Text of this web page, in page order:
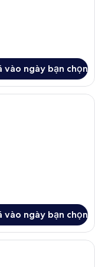
vào ngày bạn chọn
kháng dị ứng,
vào ngày bạn chọn